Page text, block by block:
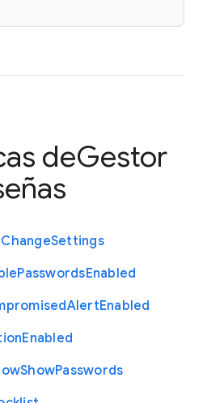
deGestor
ChangeSettings
PasswordsEnabled
AlertEnabled
Enabled
ShowPasswords